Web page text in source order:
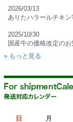
2026/03/13
ありたハラールチキ
2025/10/30
国産牛の価格改定の
» もっと見る
日
月